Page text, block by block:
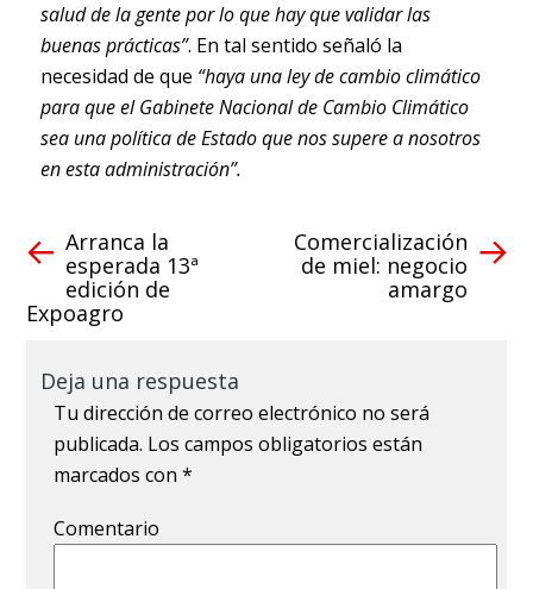
salud de la gente por lo que hay que validar las
buenas prácticas”. En tal sentido señaló la
necesidad de que “haya una ley de cambio climático
para que el Gabinete Nacional de Cambio Climático
sea una política de Estado que nos supere a nosotros
en esta administración”.
Arranca la
esperada 13ª
edición de
Expoagro
Comercialización
de miel: negocio
amargo
Deja una respuesta
Tu dirección de correo electrónico no será
publicada. Los campos obligatorios están
marcados con*
Comentario